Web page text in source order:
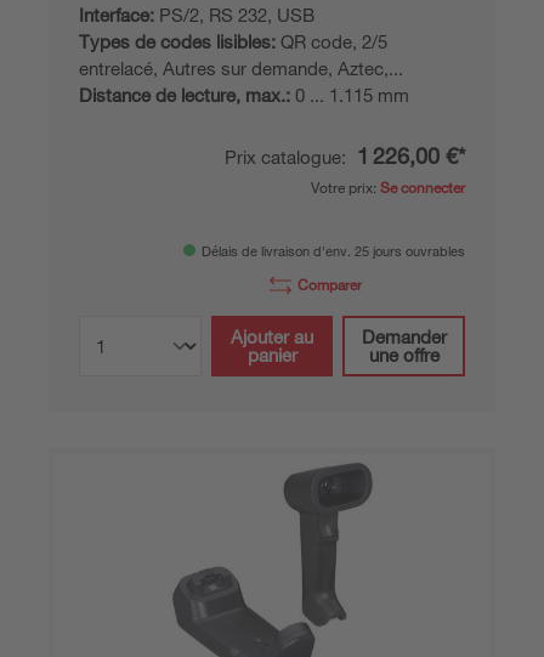
Interface: PS/2, RS 232, USB
Types de codes lisibles: QR code, 2/5
entrelacé, Autres sur demande, Aztec,...
Distance de lecture, max.: 0 ... 1.115 mm
Prix catalogue: 1 226,00 €*
Votre prix: Se connecter
Délais de livraison d'env. 25 jours ouvrables
Comparer
Ajouter au
panier
Demander
une offre